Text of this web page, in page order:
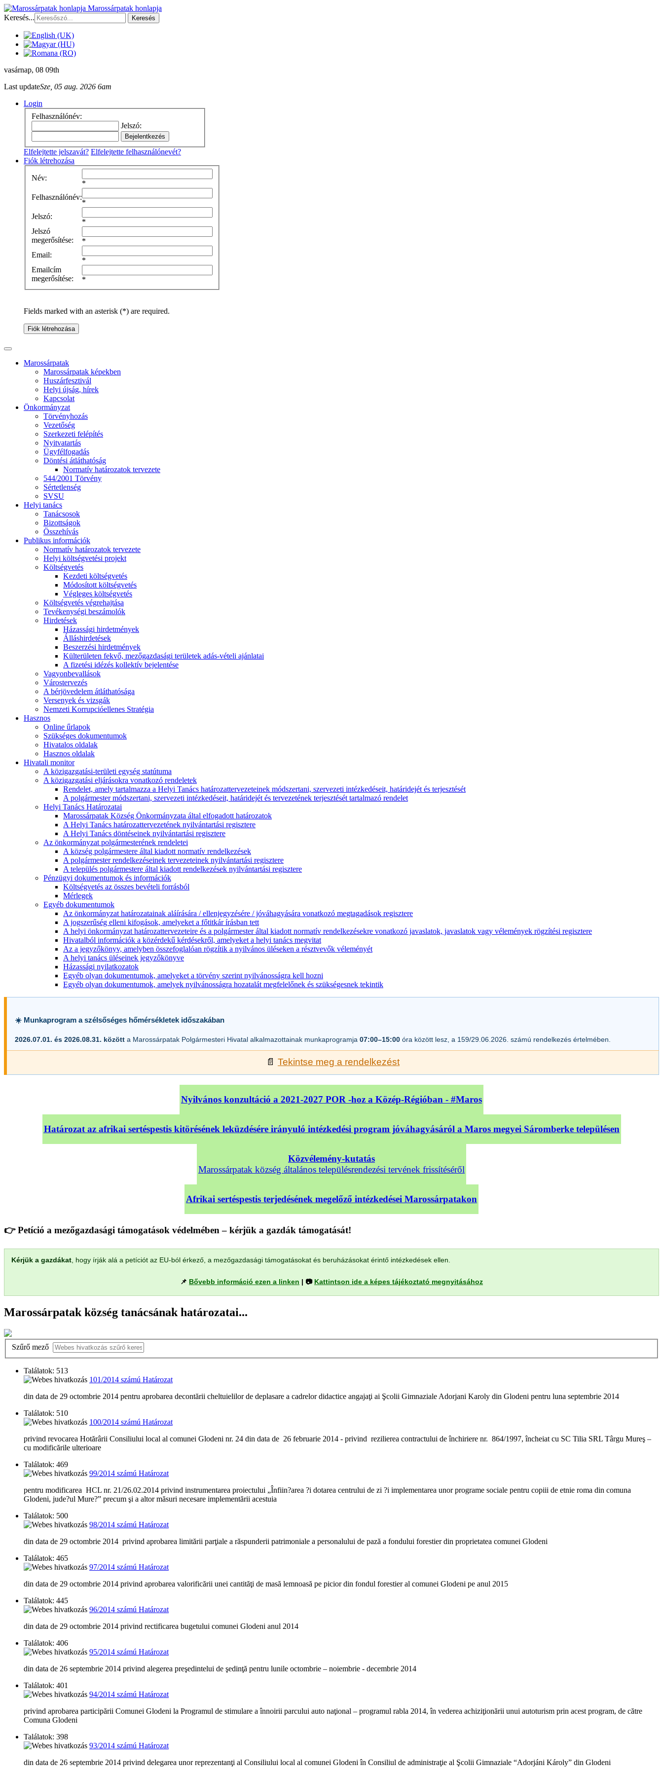
Marossárpatak honlapja
Keresés...
Keresés
vasárnap, 08 09th
Last updateSze, 05 aug. 2026 6am
Login
Felhasználónév:
Jelszó:
Elfelejtette jelszavát? Elfelejtette felhasználónevét?
Fiók létrehozása
Név:
*
Felhasználónév:
*
Jelszó:
*
Jelszó
megerősítése:
*
Email:
*
Emailcím
megerősítése:
*
Fields marked with an asterisk (*) are required.
Fiók létrehozása
Marossárpatak
Marossárpatak képekben
Huszárfesztivál
Helyi újság, hírek
Kapcsolat
Önkormányzat
Törvényhozás
Vezetőség
Szerkezeti felépítés
Nyitvatartás
Ügyfélfogadás
Döntési átláthatóság
Normatív határozatok tervezete
544/2001 Törvény
Sértetlenség
SVSU
Helyi tanács
Tanácsosok
Bizottságok
Összehívás
Publikus információk
Normatív határozatok tervezete
Helyi költségvetési projekt
Költségvetés
Kezdeti költségvetés
Módosított költségvetés
Végleges költségvetés
Költségvetés végrehajtása
Tevékenységi beszámolók
Hirdetések
Házassági hirdetmények
Álláshirdetések
Beszerzési hirdetmények
Külterületen fekvő, mezőgazdasági területek adás-vételi ajánlatai
A fizetési idézés kollektív bejelentése
Vagyonbevallások
Várostervezés
A bérjövedelem átláthatósága
Versenyek és vizsgák
Nemzeti Korrupcióellenes Stratégia
Hasznos
Online űrlapok
Szükséges dokumentumok
Hivatalos oldalak
Hasznos oldalak
Hivatali monitor
A közigazgatási-területi egység statútuma
A közigazgatási eljárásokra vonatkozó rendeletek
Rendelet, amely tartalmazza a Helyi Tanács határozattervezeteinek módszertani, szervezeti intézkedéseit, határidejét és terjesztését
A polgármester módszertani, szervezeti intézkedéseit, határidejét és tervezetének terjesztését tartalmazó rendelet
Helyi Tanács Határozatai
Marossárpatak Község Önkormányzata által elfogadott határozatok
A Helyi Tanács határozattervezetének nyilvántartási regisztere
A Helyi Tanács döntéseinek nyilvántartási regisztere
Az önkormányzat polgármesterének rendeletei
A község polgármestere által kiadott normatív rendelkezések
A polgármester rendelkezéseinek tervezeteinek nyilvántartási regisztere
A település polgármestere által kiadott rendelkezések nyilvántartási regisztere
Pénzügyi dokumentumok és információk
Költségvetés az összes bevételi forrásból
Mérlegek
Egyéb dokumentumok
Az önkormányzat határozatainak aláírására / ellenjegyzésére / jóváhagyására vonatkozó megtagadások regisztere
A jogszerűség elleni kifogások, amelyeket a főtitkár írásban tett
A helyi önkormányzat határozattervezeteire és a polgármester által kiadott normatív rendelkezésekre vonatkozó javaslatok, javaslatok vagy vélemények rögzítési regisztere
Hivatalból információk a közérdekű kérdésekről, amelyeket a helyi tanács megvitat
Az a jegyzőkönyv, amelyben összefoglalóan rögzítik a nyilvános üléseken a résztvevők véleményét
A helyi tanács üléseinek jegyzőkönyve
Házassági nyilatkozatok
Egyéb olyan dokumentumok, amelyeket a törvény szerint nyilvánosságra kell hozni
Egyéb olyan dokumentumok, amelyek nyilvánosságra hozatalát megfelelőnek és szükségesnek tekintik
☀️ Munkaprogram a szélsőséges hőmérsékletek időszakában
2026.07.01. és 2026.08.31. között a Marossárpatak Polgármesteri Hivatal alkalmazottainak munkaprogramja 07:00–15:00 óra között lesz, a 159/29.06.2026. számú rendelkezés értelmében.
📄 Tekintse meg a rendelkezést
Nyilvános konzultáció a 2021-2027 POR -hoz a Közép-Régióban - #Maros
Határozat az afrikai sertéspestis kitörésének leküzdésére irányuló intézkedési program jóváhagyásáról a Maros megyei Sáromberke településen
Közvélemény-kutatás
Marossárpatak község általános településrendezési tervének frissítéséről
Afrikai sertéspestis terjedésének megelőző intézkedései Marossárpatakon
👉 Petíció a mezőgazdasági támogatások védelmében – kérjük a gazdák támogatását!
Kérjük a gazdákat , hogy írják alá a petíciót az EU-ból érkező, a mezőgazdasági támogatásokat és beruházásokat érintő intézkedések ellen.
📌 Bővebb információ ezen a linken | 📷 Kattintson ide a képes tájékoztató megnyitásához
Marossárpatak község tanácsának határozatai...
Szűrő mező
Találatok: 513
101/2014 számú Határozat
din data de 29 octombrie 2014 pentru aprobarea decontării cheltuielilor de deplasare a cadrelor didactice angajaţi ai Şcolii Gimnaziale Adorjani Karoly din Glodeni pentru luna septembrie 2014
Találatok: 510
100/2014 számú Határozat
privind revocarea Hotărârii Consiliului local al comunei Glodeni nr. 24 din data de 26 februarie 2014 - privind rezilierea contractului de închiriere nr. 864/1997, încheiat cu SC Tilia SRL Târgu Mureş –
cu modificările ulterioare
Találatok: 469
99/2014 számú Határozat
pentru modificarea HCL nr. 21/26.02.2014 privind instrumentarea proiectului „Înfiin?area ?i dotarea centrului de zi ?i implementarea unor programe sociale pentru copiii de etnie roma din comuna
Glodeni, jude?ul Mure?” precum şi a altor măsuri necesare implementării acestuia
Találatok: 500
98/2014 számú Határozat
din data de 29 octombrie 2014 privind aprobarea limitării parţiale a răspunderii patrimoniale a personalului de pază a fondului forestier din proprietatea comunei Glodeni
Találatok: 465
97/2014 számú Határozat
din data de 29 octombrie 2014 privind aprobarea valorificării unei cantităţi de masă lemnoasă pe picior din fondul forestier al comunei Glodeni pe anul 2015
Találatok: 445
96/2014 számú Határozat
din data de 29 octombrie 2014 privind rectificarea bugetului comunei Glodeni anul 2014
Találatok: 406
95/2014 számú Határozat
din data de 26 septembrie 2014 privind alegerea preşedintelui de şedinţă pentru lunile octombrie – noiembrie - decembrie 2014
Találatok: 401
94/2014 számú Határozat
privind aprobarea participării Comunei Glodeni la Programul de stimulare a înnoirii parcului auto naţional – programul rabla 2014, în vederea achiziţionării unui autoturism prin acest program, de către
Comuna Glodeni
Találatok: 398
93/2014 számú Határozat
din data de 26 septembrie 2014 privind delegarea unor reprezentanţi al Consiliului local al comunei Glodeni în Consiliul de administraţie al Şcolii Gimnaziale “Adorjáni Károly” din Glodeni